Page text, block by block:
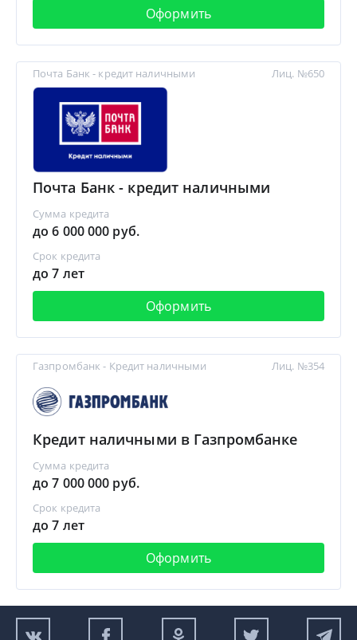
Оформить
Почта Банк - кредит наличными
Почта Банк - кредит наличными
Сумма кредита
до 6 000 000 руб.
Срок кредита
до 7 лет
Оформить
Лиц. №650
Газпромбанк - Кредит наличными
Кредит наличными в Газпромбанке
Сумма кредита
до 7 000 000 руб.
Срок кредита
до 7 лет
Оформить
Лиц. №354